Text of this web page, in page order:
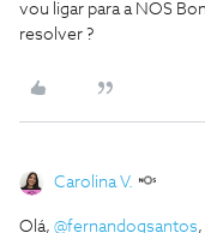
vou ligar para a NOS
resolver ?
Carolina V.
Olá, @fernandogsantos